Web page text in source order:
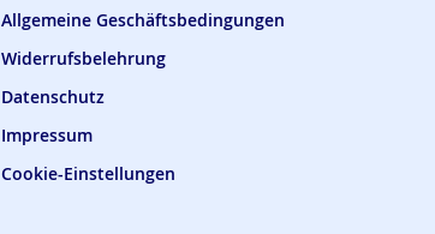
Allgemeine Geschäftsbedingungen
Widerrufsbelehrung
Datenschutz
Impressum
Cookie-Einstellungen